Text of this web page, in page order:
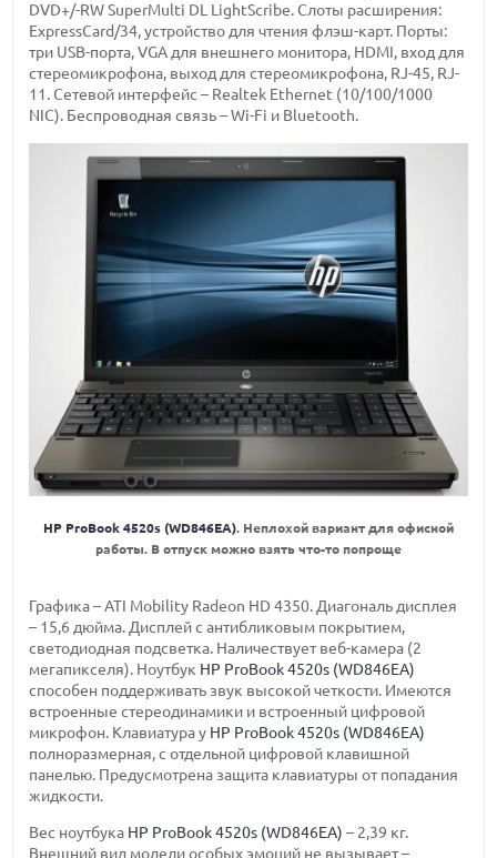
DVD+/-RW SuperMulti DL LightScribe. Слоты расширения:
ExpressCard/34, устройство для чтения флэш-карт. Порты:
три USB-порта, VGA для внешнего монитора, HDMI, вход для
стереомикрофона, выход для стереомикрофона, RJ-45, RJ-
11. Сетевой интерфейс – Realtek Ethernet (10/100/1000
NIC). Беспроводная связь – Wi-Fi и Bluetooth.
HP ProBook 4520s (WD846EA). Неплохой вариант для офисной
работы. В отпуск можно взять что-то попроще
Графика – ATI Mobility Radeon HD 4350. Диагональ дисплея
– 15,6 дюйма. Дисплей с антибликовым покрытием,
светодиодная подсветка. Наличествует веб-камера (2
мегапикселя). Ноутбук HP ProBook 4520s (WD846EA)
способен поддерживать звук высокой четкости. Имеются
встроенные стереодинамики и встроенный цифровой
микрофон. Клавиатура у HP ProBook 4520s (WD846EA)
полноразмерная, с отдельной цифровой клавишной
панелью. Предусмотрена защита клавиатуры от попадания
жидкости.
Вес ноутбука HP ProBook 4520s (WD846EA) – 2,39 кг.
Внешний вид модели особых эмоций не вызывает –